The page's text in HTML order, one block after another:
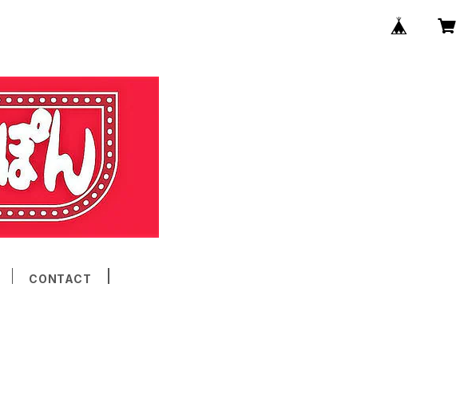
CONTACT